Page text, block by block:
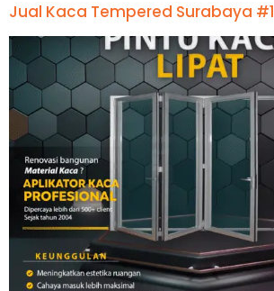
Jual Kaca Tempered Surabaya #1